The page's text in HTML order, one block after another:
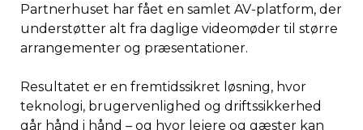
Partnerhuset har fået en samlet AV-platform, der
understøtter alt fra daglige videomøder til større
arrangementer og præsentationer.
Resultatet er en fremtidssikret løsning, hvor
teknologi, brugervenlighed og driftssikkerhed
går hånd i hånd – og hvor lejere og gæster kan